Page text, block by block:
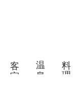
料 理
温 泉